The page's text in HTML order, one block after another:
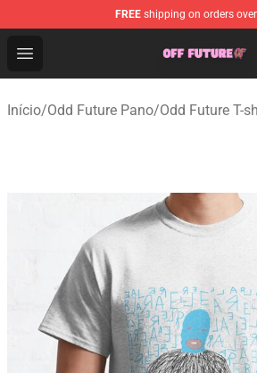
FREE shipping on orders
Open menu
Odd Future Store - Official Odd
Início/Odd Future Pano/Odd Future T-